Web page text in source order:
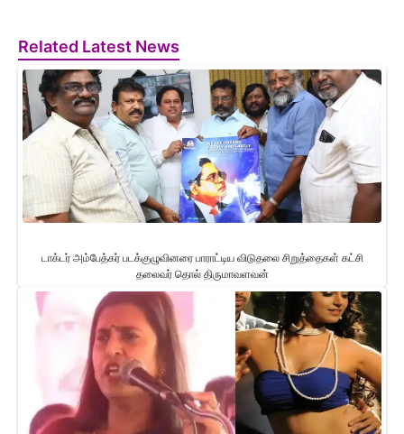
Related Latest News
டாக்டர் அம்பேத்கர் படக்குழுவினரை பாராட்டிய விடுதலை சிறுத்தைகள் கட்சி
தலைவர் தொல் திருமாவளவன்